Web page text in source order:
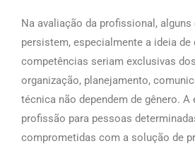
Na avaliação da profissional,
persistem, especialmente a ideia de
competências seriam exclusivas
organização, planejamento,
técnica não dependem de gênero. A
profissão para pessoas
comprometidas com a solução de